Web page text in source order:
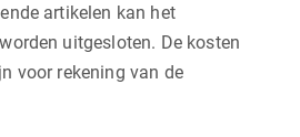
artikelen kan het
uitgesloten. De kosten
voor rekening van de